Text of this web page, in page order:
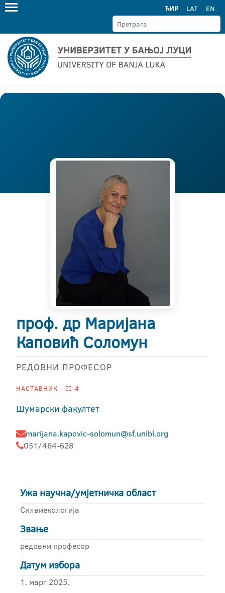
ЋИР LAT EN
проф. др Маријана
Каповић Соломун
РЕДОВНИ ПРОФЕСОР
НАСТАВНИК - II-4
Шумарски факултет
marijana.kapovic-solomun@sf.unibl.org
051/464-628
Ужа научна/умјетничка област
Силвиекологија
Звање
редовни професор
Датум избора
1. март 2025.